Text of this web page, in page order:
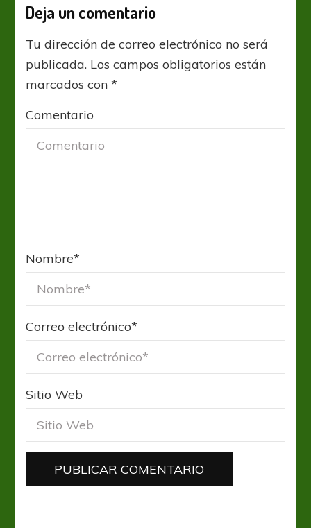
Deja un comentario
Tu dirección de correo electrónico no será
publicada. Los campos obligatorios están
marcados con*
Comentario
Nombre*
Correo electrónico*
Sitio Web